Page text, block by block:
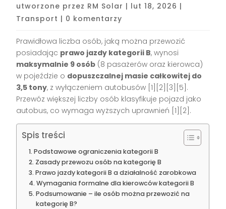
utworzone przez RM Solar | lut 18, 2026 |
Transport | 0 komentarzy
Prawidłowa liczba osób, jaką można przewozić
posiadając prawo jazdy kategorii B, wynosi
maksymalnie 9 osób (8 pasażerów oraz kierowca)
w pojeździe o dopuszczalnej masie całkowitej do
3,5 tony, z wyłączeniem autobusów [1][2][3][5] .
Przewóz większej liczby osób klasyfikuje pojazd jako
autobus, co wymaga wyższych uprawnień [1][2] .
Spis treści
Podstawowe ograniczenia kategorii B
Zasady przewozu osób na kategorię B
Prawo jazdy kategorii B a działalność zarobkowa
Wymagania formalne dla kierowców kategorii B
Podsumowanie – ile osób można przewozić na
kategorię B?